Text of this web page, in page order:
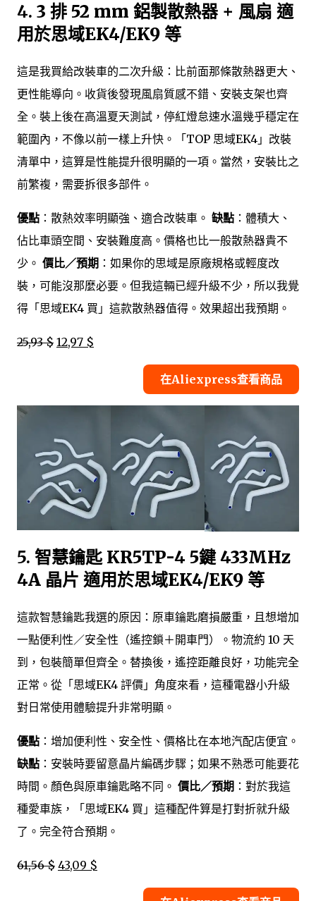
4. 3 排 52 mm 鋁製散熱器 + 風扇 適
用於思域EK4/EK9 等
這是我買給改裝車的二次升級：比前面那條散熱器更大、
更性能導向。收貨後發現風扇質感不錯、安裝支架也齊
全。裝上後在高溫夏天測試，停紅燈怠速水溫幾乎穩定在
範圍內，不像以前一樣上升快。「TOP 思域EK4」改裝
清單中，這算是性能提升很明顯的一項。當然，安裝比之
前繁複，需要拆很多部件。
優點 ：散熱效率明顯強、適合改裝車。 缺點 ：體積大、
佔比車頭空間、安裝難度高。價格也比一般散熱器貴不
少。 價比／預期 ：如果你的思域是原廠規格或輕度改
裝，可能沒那麼必要。但我這輛已經升級不少，所以我覺
得「思域EK4 買」這款散熱器值得。效果超出我預期。
25,93 $ 12,97 $
在Aliexpress查看商品
5. 智慧鑰匙 KR5TP-4 5鍵 433MHz
4A 晶片 適用於思域EK4/EK9 等
這款智慧鑰匙我選的原因：原車鑰匙磨損嚴重，且想增加
一點便利性／安全性（遙控鎖＋開車門）。物流約 10 天
到，包裝簡單但齊全。替換後，遙控距離良好，功能完全
正常。從「思域EK4 評價」角度來看，這種電器小升級
對日常使用體驗提升非常明顯。
優點 ：增加便利性、安全性、價格比在本地汽配店便宜。
缺點 ：安裝時要留意晶片編碼步驟；如果不熟悉可能要花
時間。顏色與原車鑰匙略不同。 價比／預期 ：對於我這
種愛車族，「思域EK4 買」這種配件算是打對折就升級
了。完全符合預期。
61,56 $ 43,09 $